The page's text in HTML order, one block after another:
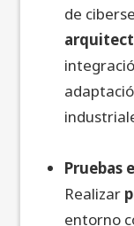
de
Pruebas
Realizar
entorno